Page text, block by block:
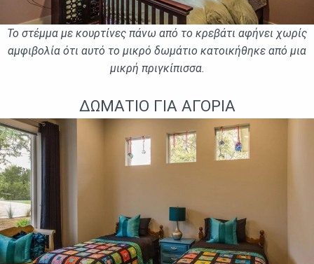
Το στέμμα με κουρτίνες πάνω από το κρεβάτι αφήνει χωρίς
αμφιβολία ότι αυτό το μικρό δωμάτιο κατοικήθηκε από μια
μικρή πριγκίπισσα.
ΔΩΜΆΤΙΟ ΓΙΑ ΑΓΌΡΙΑ